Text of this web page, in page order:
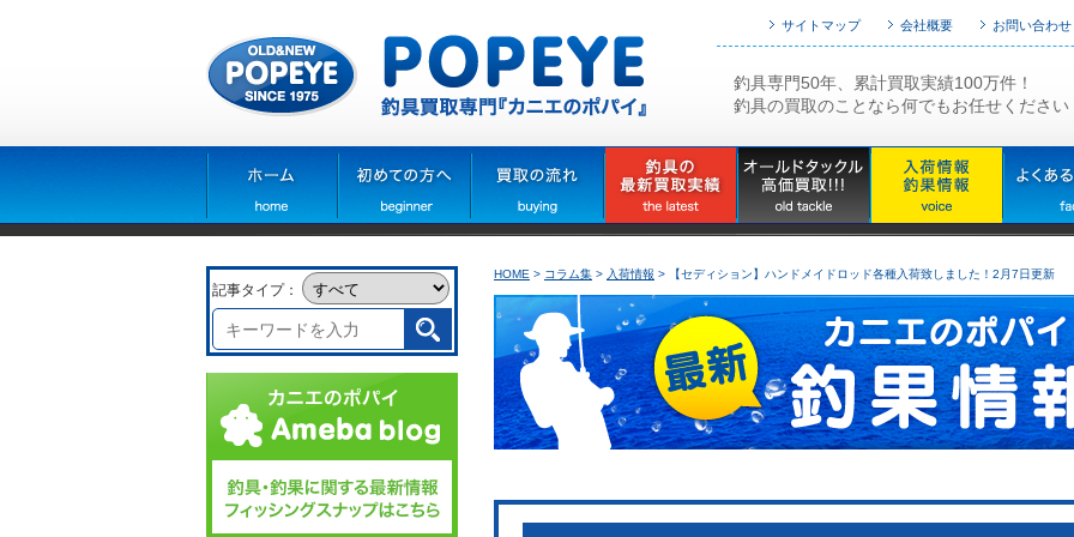
サイトマップ 会社概要 お問い合わせ
釣具専門50年、累計買取実績100万件！
釣具の買取のことなら何でもお任せください
HOME > コラム集 > 入荷情報 > 【セディション】ハンドメイドロッド各種入荷致しました！2月7日更新
記事タイプ：